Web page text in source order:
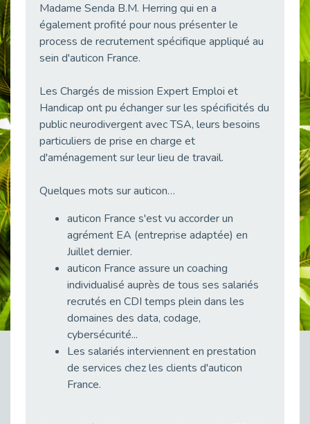
Publié le 18/05/2026
Fibromyalgie : Quand la douleur invisible s’invite au bureau
Publié le 12/05/2026
CAP EMPLOI 92 : L’inclusion portée à son sommet, bien au-delà des quotas
38 vidéos pour comprendre et agir durablement
Publié le 04/05/2026
Publié le 01/05/2026
Témoignage : Le parcours de Marc, 44 ans
Publié le 30/04/2026
Publié le 29/04/2026
Publié le 29/04/2026
28 avril : Agir ensemble pour une culture de prévention au travail
Publié le 27/04/2026
Mobilisation pour l’alternance et le handicap
Madame Senda B.M. Herring qui en a
également profité pour nous présenter le
process de recrutement spécifique appliqué au
sein d'auticon France.
Les Chargés de mission Expert Emploi et
Handicap ont pu échanger sur les spécificités du
public neurodivergent avec TSA, leurs besoins
particuliers de prise en charge et
d'aménagement sur leur lieu de travail.
Quelques mots sur auticon…
auticon France s'est vu accorder un
agrément EA (entreprise adaptée) en
Juillet dernier.
auticon France assure un coaching
individualisé auprès de tous ses salariés
recrutés en CDI temps plein dans les
domaines des data, codage,
cybersécurité...
Les salariés interviennent en prestation
de services chez les clients d'auticon
France.